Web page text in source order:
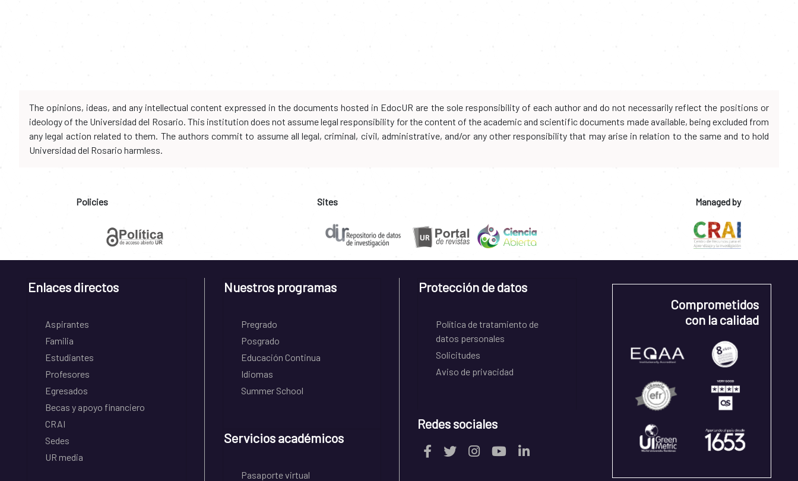
The opinions, ideas, and any intellectual content expressed in the documents hosted in EdocUR are the sole responsibility of each author and do not necessarily reflect the positions or
ideology of the Universidad del Rosario. This institution does not assume legal responsibility for the content of the academic and scientific documents made available, being excluded from
any legal action related to them. The authors commit to assume all legal, criminal, civil, administrative, and/or any other responsibility that may arise in relation to the same and to hold
Universidad del Rosario harmless.
Policies Sites Managed by
Enlaces directos
Aspirantes
Familia
Estudiantes
Profesores
Egresados
Becas y apoyo financiero
CRAI
Sedes
UR media
Nuestros programas
Pregrado
Posgrado
Educación Continua
Idiomas
Summer School
Servicios académicos
Pasaporte virtual
Protección de datos
Política de tratamiento de
datos personales
Solicitudes
Aviso de privacidad
Redes sociales
Comprometidos
con la calidad